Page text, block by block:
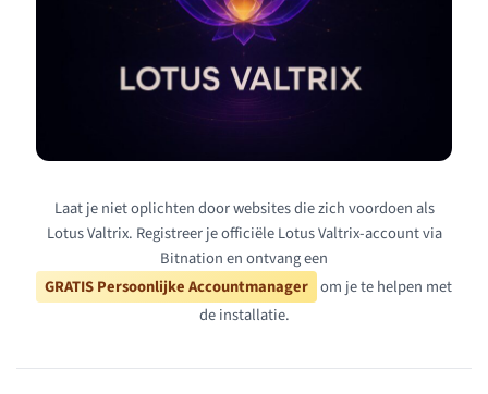
Laat je niet oplichten door websites die zich voordoen als
Lotus Valtrix. Registreer je officiële Lotus Valtrix-account via
Bitnation en ontvang een
GRATIS Persoonlijke Accountmanager om je te helpen met
de installatie.